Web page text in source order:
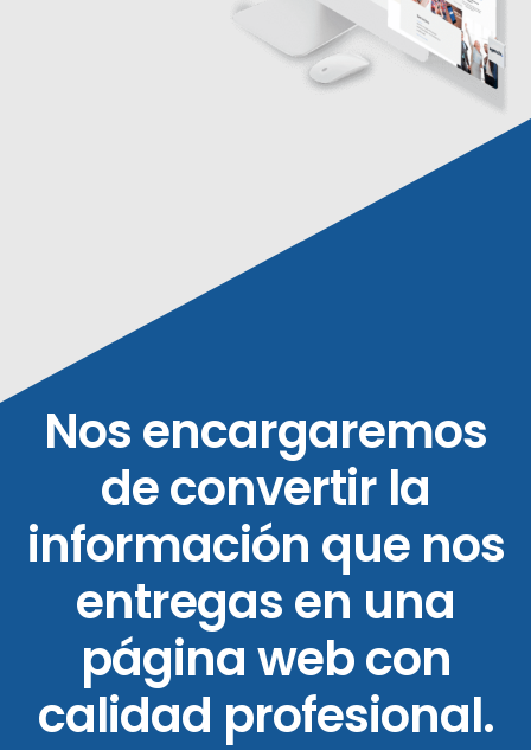
Nos encargaremos
de convertir la
información que nos
entregas en una
página web con
calidad profesional.